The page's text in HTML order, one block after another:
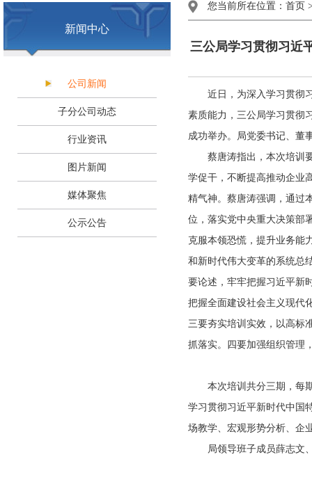
新闻中心
公司新闻
子分公司动态
行业资讯
图片新闻
媒体聚焦
公示公告
您当前所在位置： 首页
三公局学习贯彻习近
近日，为深入学习贯彻习
素质能力，三公局学习贯彻
成功举办。局党委书记、董
蔡唐涛指出，本次培训要
学促干，不断提高推动企业
精气神。蔡唐涛强调，通过
位，落实党中央重大决策部
克服本领恐慌，提升业务能
和新时代伟大变革的系统总
要论述，牢牢把握习近平新
把握全面建设社会主义现代
三要夯实培训实效，以高标
抓落实。四要加强组织管理
本次培训共分三期，每期
学习贯彻习近平新时代中国
场教学、宏观形势分析、企
局领导班子成员薛志文、